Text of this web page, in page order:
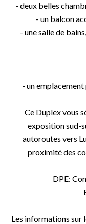
- deux belles
- un balcon
- une salle de
- un
Ce Duplex vous
exposition sud-
autoroutes vers
proximité des
DPE:
Les informations sur